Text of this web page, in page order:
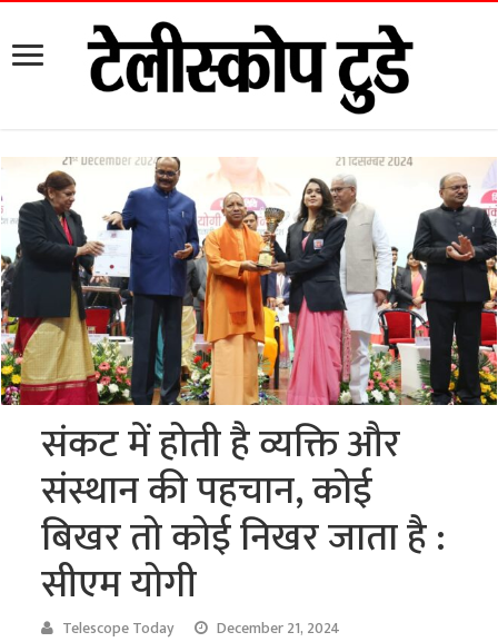
संकट में होती है व्यक्ति और
संस्थान की पहचान, कोई
बिखर तो कोई निखर जाता है :
सीएम योगी
Telescope Today December 21, 2024